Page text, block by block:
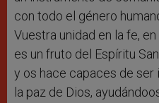
con todo el género
Vuestra unidad en la fe,
es un fruto del Espíritu
y os hace capaces de
la paz de Dios,